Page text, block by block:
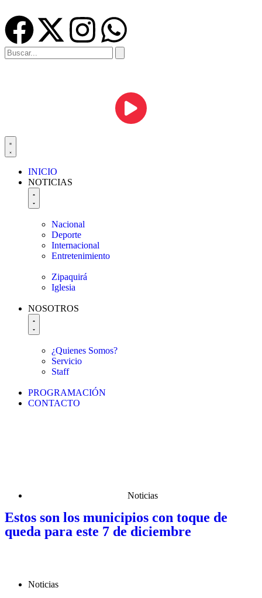
INICIO
NOTICIAS
Nacional
Deporte
Internacional
Entretenimiento
Zipaquirá
Iglesia
NOSOTROS
¿Quienes Somos?
Servicio
Staff
PROGRAMACIÓN
CONTACTO
Noticias
Estos son los municipios con toque de
queda para este 7 de diciembre
Noticias